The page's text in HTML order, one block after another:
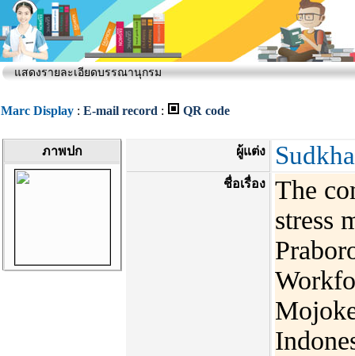
แสดงรายละเอียดบรรณานุกรม
Marc Display : E-mail record : QR code
ภาพปก ผู้แต่ง
ชื่อเรื่อง
The
stress